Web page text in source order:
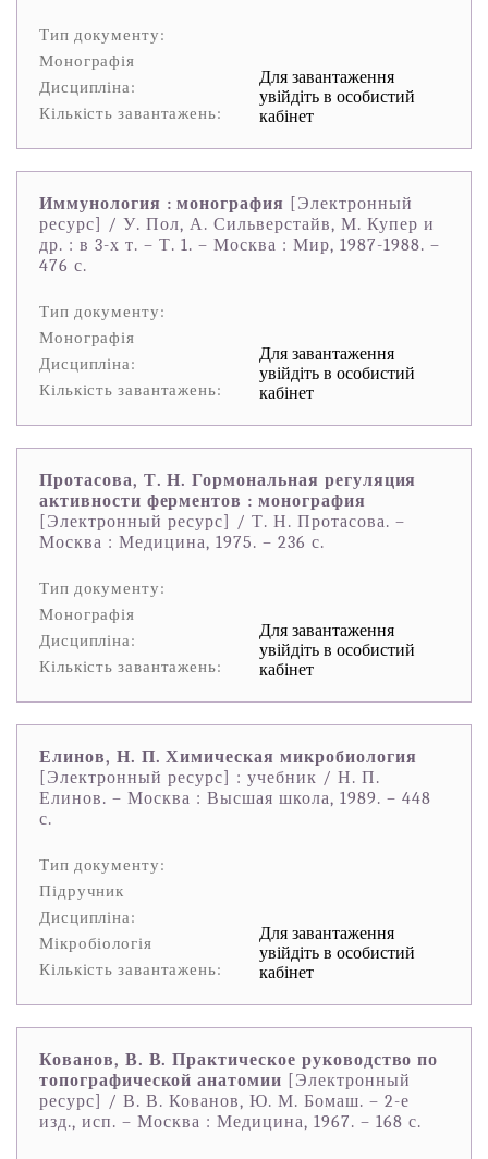
Тип документу:
Монографія
Дисципліна:
Кількість завантажень:
Для завантаження
увійдіть в особистий
кабінет
Иммунология : монография [Электронный
ресурс] / У. Пол, А. Сильверстайв, М. Купер и
др. : в 3-х т. – Т. 1. – Москва : Мир, 1987-1988. –
476 с.
Тип документу:
Монографія
Дисципліна:
Кількість завантажень:
Для завантаження
увійдіть в особистий
кабінет
Протасова, Т. Н. Гормональная регуляция
активности ферментов : монография
[Электронный ресурс] / Т. Н. Протасова. –
Москва : Медицина, 1975. – 236 с.
Тип документу:
Монографія
Дисципліна:
Кількість завантажень:
Для завантаження
увійдіть в особистий
кабінет
Елинов, Н. П. Химическая микробиология
[Электронный ресурс] : учебник / Н. П.
Елинов. – Москва : Высшая школа, 1989. – 448
с.
Тип документу:
Підручник
Дисципліна:
Мікробіологія
Кількість завантажень:
Для завантаження
увійдіть в особистий
кабінет
Кованов, В. В. Практическое руководство по
топографической анатомии [Электронный
ресурс] / В. В. Кованов, Ю. М. Бомаш. – 2-е
изд., исп. – Москва : Медицина, 1967. – 168 с.